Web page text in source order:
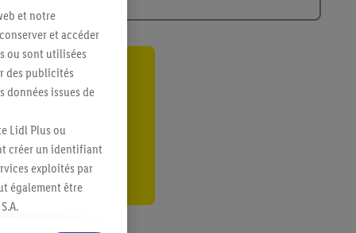
et notre
et accéder
ou sont utilisées
des publicités
données issues de
Lidl Plus ou
créer un identifiant
exploités par
également être